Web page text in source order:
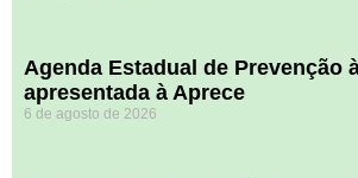
Agenda Estadual de Prevenção
apresentada à Aprece
6 de agosto de 2026